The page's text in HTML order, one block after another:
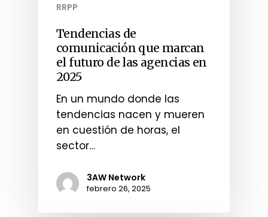
RRPP
Tendencias de
comunicación que marcan
el futuro de las agencias en
2025
En un mundo donde las
tendencias nacen y mueren
en cuestión de horas, el
sector…
3AW Network
febrero 26, 2025